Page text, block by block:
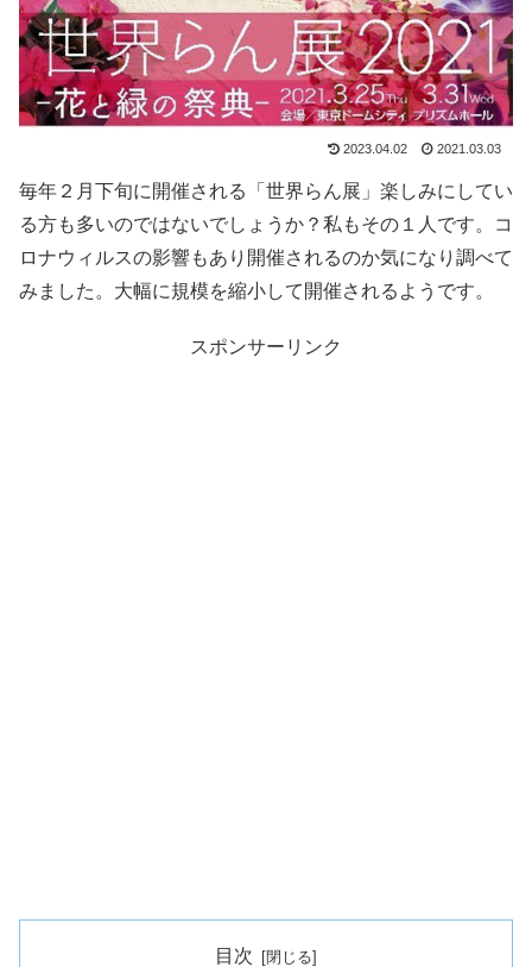
2023.04.02 2021.03.03
毎年２月下旬に開催される「世界らん展」楽しみにしてい
る方も多いのではないでしょうか？私もその１人です。コ
ロナウィルスの影響もあり開催されるのか気になり調べて
みました。大幅に規模を縮小して開催されるようです。
スポンサーリンク
目次